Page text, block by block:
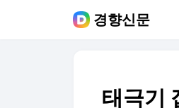
경향신문
태극기